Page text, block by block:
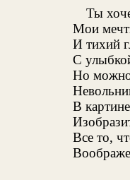
Ты
Мои
И тихий
С
Но можно
В
Все то,